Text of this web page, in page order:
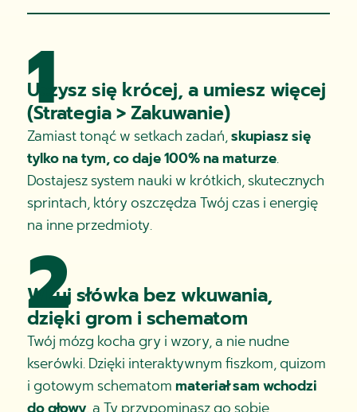
1
Uczysz się krócej, a umiesz więcej
(Strategia > Zakuwanie)
Zamiast tonąć w setkach zadań,skupiasz się
tylko na tym, co daje 100% na maturze.
Dostajesz system nauki w krótkich, skutecznych
sprintach, który oszczędza Twój czas i energię
na inne przedmioty.
2
Wkuj słówka bez wkuwania,
dzięki grom i schematom
Twój mózg kocha gry i wzory, a nie nudne
kserówki. Dzięki interaktywnym fiszkom, quizom
i gotowym schematommateriał sam wchodzi